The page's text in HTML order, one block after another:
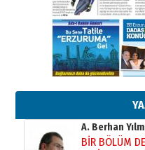
Murat
çıtayı yukarı
çekmemeli!
17 Şubat 2026 SalıOrhan
Bir fotoğraf,
gazeteci…
A. Berhan
BİR BÖLÜM